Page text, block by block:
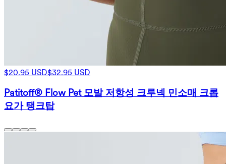
$20.95 USD$32.95 USD
Patitoff® Flow Pet 모발 저항성 크루넥 민소매 크롭
요가 탱크탑